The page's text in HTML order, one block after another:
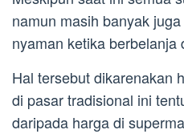
namun masih banyak
nyaman ketika berbelanja
Hal tersebut dikarenakan
di pasar tradisional ini
daripada harga di